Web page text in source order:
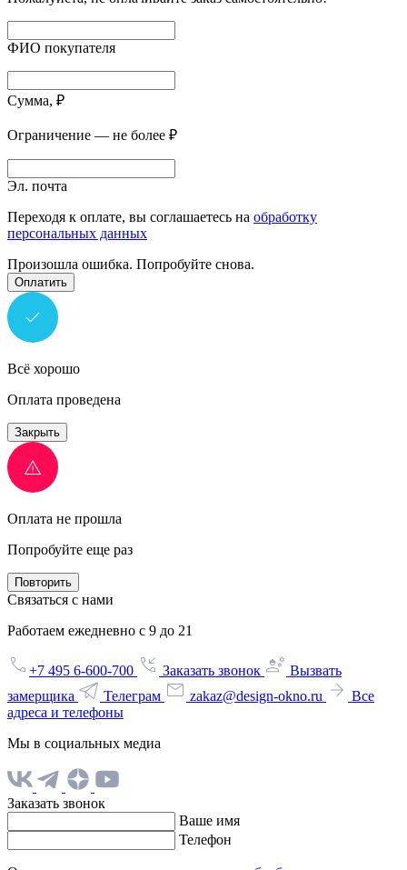
ФИО покупателя
Сумма, ₽
Ограничение — не более ₽
Эл. почта
Переходя к оплате, вы соглашаетесь на обработку
персональных данных
Произошла ошибка. Попробуйте снова.
Оплатить
Всё хорошо
Оплата проведена
Закрыть
Оплата не прошла
Попробуйте еще раз
Повторить
Связаться с нами
Работаем ежедневно с 9 до 21
+7 495 6-600-700 Заказать звонок
Вызвать
замерщика
Телеграм zakaz@design-okno.ru
Все
адреса и телефоны
Мы в социальных медиа
Заказать звонок
Ваше имя
Телефон